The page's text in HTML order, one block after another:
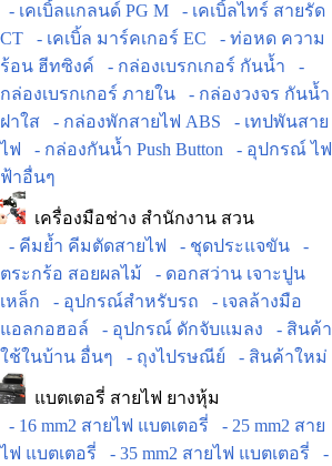
- เคเบิ้ลแกลนด์ PG M
- เคเบิ้ลไทร์ สายรัด
CT
- เคเบิ้ล มาร์คเกอร์ EC
- ท่อหด ความ
ร้อน ฮีทซิงค์
- กล่องเบรกเกอร์ กันน้ำ
-
กล่องเบรกเกอร์ ภายใน
- กล่องวงจร กันน้ำ
ฝาใส
- กล่องพักสายไฟ ABS
- เทปพันสาย
ไฟ
- กล่องกันน้ำ Push Button
- อุปกรณ์ ไฟ
ฟ้าอื่นๆ
เครื่องมือช่าง สำนักงาน สวน
- คีมย้ำ คีมตัดสายไฟ
- ชุดประแจขัน
-
ตระกร้อ สอยผลไม้
- ดอกสว่าน เจาะปูน
เหล็ก
- อุปกรณ์สำหรับรถ
- เจลล้างมือ
แอลกอฮอล์
- อุปกรณ์ ดักจับแมลง
- สินค้า
ใช้ในบ้าน อื่นๆ
- ถุงไปรษณีย์ - สินค้าใหม่
แบตเตอรี่ สายไฟ ยางหุ้ม
- 16 mm2 สายไฟ แบตเตอรี่
- 25 mm2 สาย
ไฟ แบตเตอรี่
- 35 mm2 สายไฟ แบตเตอรี่
-